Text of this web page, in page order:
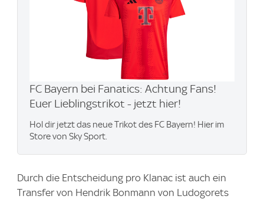
FC Bayern bei Fanatics: Achtung Fans!
Euer Lieblingstrikot - jetzt hier!
Hol dir jetzt das neue Trikot des FC Bayern! Hier im
Store von Sky Sport.
Durch die Entscheidung pro Klanac ist auch ein
Transfer von Hendrik Bonmann von Ludogorets